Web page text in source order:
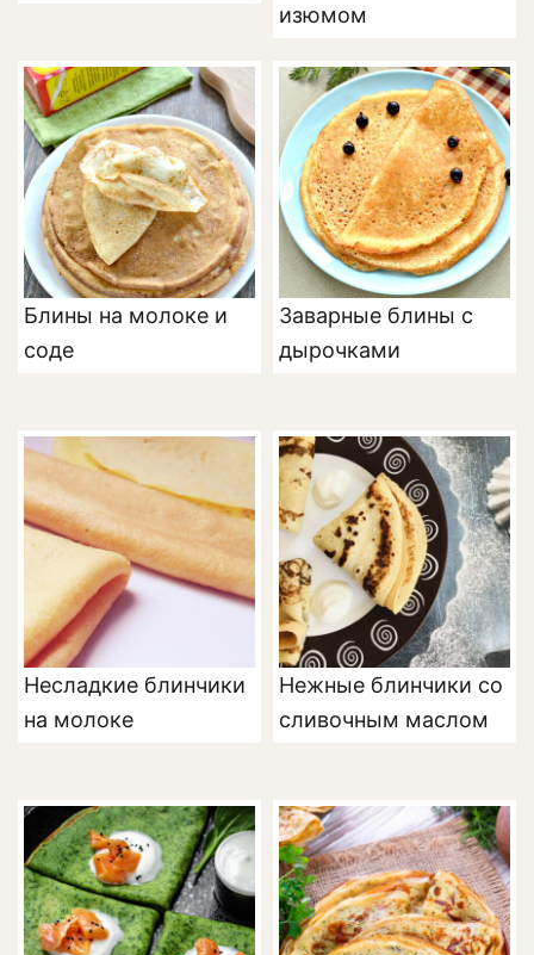
изюмом
Блины на молоке и
соде
Заварные блины с
дырочками
Несладкие блинчики
на молоке
Нежные блинчики со
сливочным маслом